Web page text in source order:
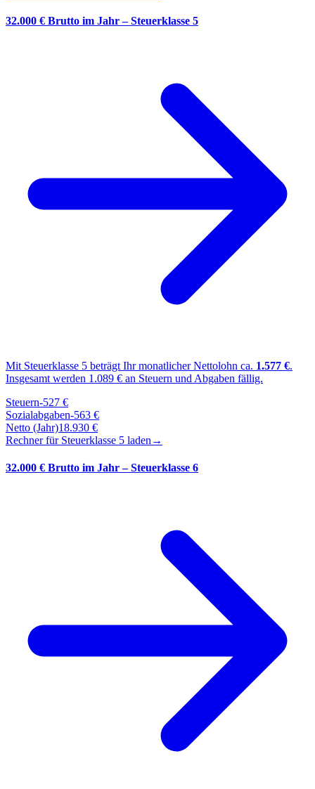
32.000 € Brutto im Jahr – Steuerklasse 5
Mit Steuerklasse 5 beträgt Ihr monatlicher Nettolohn ca. 1.577 €.
Insgesamt werden 1.089 € an Steuern und Abgaben fällig.
Steuern-527 €
Sozialabgaben-563 €
Netto (Jahr)18.930 €
Rechner für Steuerklasse 5 laden →
32.000 € Brutto im Jahr – Steuerklasse 6